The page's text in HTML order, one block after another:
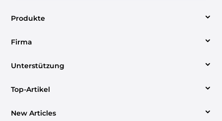
Produkte
Top-Artikel
Einfache Möglichkeiten zum Konvertieren Spotify
New Articles
Unterstützung
Hilfezentrum
Anweisungen
Firma
Über uns
Kontakt aufnehmen
Nutzungsbedingungen